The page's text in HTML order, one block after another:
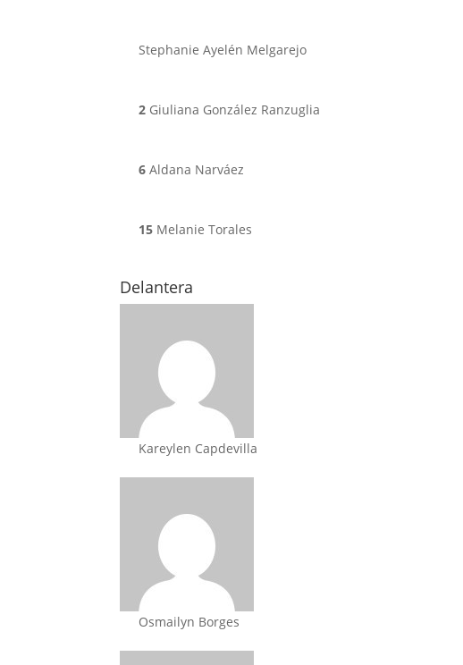
Stephanie Ayelén Melgarejo
2 Giuliana González Ranzuglia
6 Aldana Narváez
15 Melanie Torales
Delantera
Kareylen Capdevilla
Osmailyn Borges